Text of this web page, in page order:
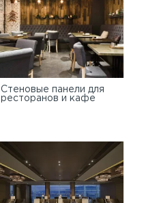
Стеновые панели для
ресторанов и кафе